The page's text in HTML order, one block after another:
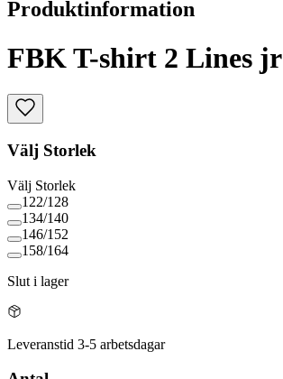
Produktinformation
FBK T-shirt 2 Lines jr
Välj Storlek
Välj Storlek
122/128
134/140
146/152
158/164
Slut i lager
Leveranstid 3-5 arbetsdagar